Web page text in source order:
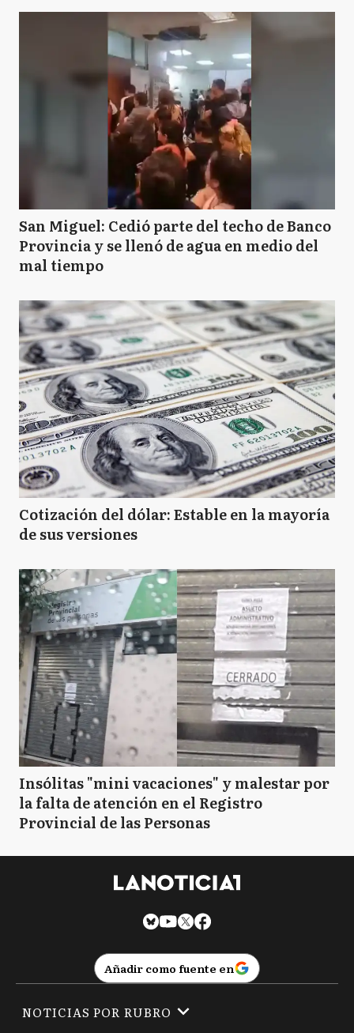
San Miguel: Cedió parte del techo de Banco
Provincia y se llenó de agua en medio del
mal tiempo
Cotización del dólar: Estable en la mayoría
de sus versiones
Insólitas "mini vacaciones" y malestar por
la falta de atención en el Registro
Provincial de las Personas
Añadir como fuente en
NOTICIAS POR RUBRO